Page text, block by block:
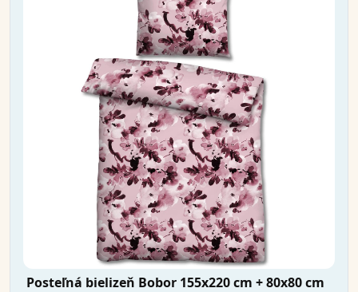
Posteľná bielizeň Bobor 155x220 cm + 80x80 cm